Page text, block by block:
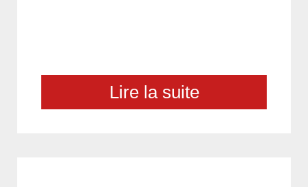
Lire la suite